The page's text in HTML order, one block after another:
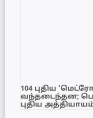
104 புதிய
வந்தடைந்தன;
புதிய